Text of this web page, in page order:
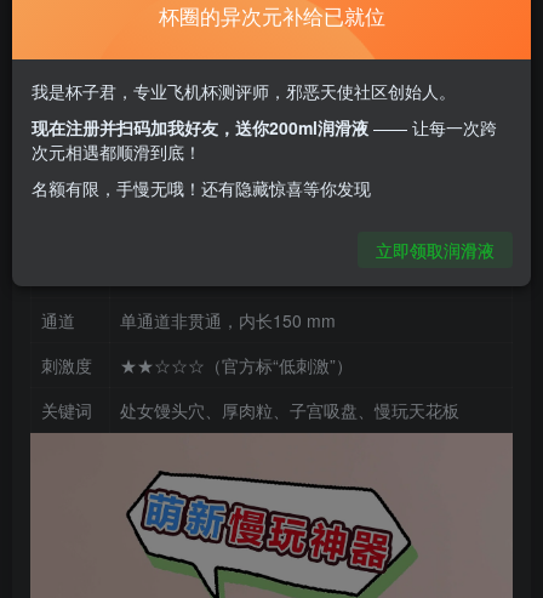
一、先看参数！
项目
数据
品牌
Mitsutsubo/蜜壶
材质
低油性TPE＋内层硅胶涂层
通道
单通道非贯通，内长150 mm
刺激度
★★☆☆☆（官方标“低刺激”）
关键词
处女馒头穴、厚肉粒、子宫吸盘、慢玩天花板
杯圈的异次元补给已就位
我是杯子君，专业飞机杯测评师，邪恶天使社区创始人。
现在注册并扫码加我好友，送你200ml润滑液 —— 让每一次跨
次元相遇都顺滑到底！
名额有限，手慢无哦！还有隐藏惊喜等你发现
立即领取润滑液